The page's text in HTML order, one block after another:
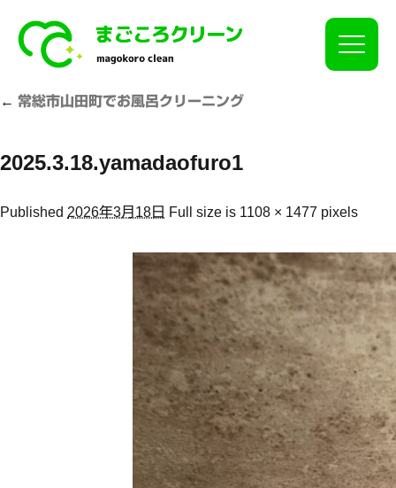
Click
← 常総市山田町でお風呂クリーニング
2025.3.18.yamadaofuro1
Published 2026年3月18日 Full size is 1108 × 1477 pixels